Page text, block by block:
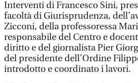
Interventi di Francesco Sini,
facoltà di Giurisprudenza,
Zicconi, della professoressa
responsabile del Centro e
diritto e del giornalista Pier
del presidente dell’Ordine
introdotto e coordinato i lavori.